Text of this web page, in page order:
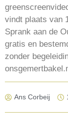
vindt plaats van
Sprank aan de
gratis en
zonder
Ans Corbeij